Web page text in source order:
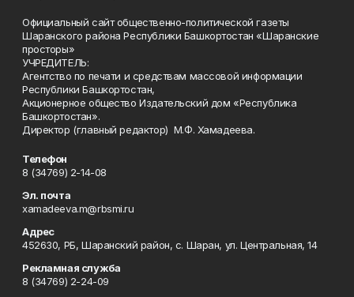
Официальный сайт общественно-политической газеты
Шаранского района Республики Башкортостан «Шаранские
просторы»
УЧРЕДИТЕЛЬ:
Агентство по печати и средствам массовой информации
Республики Башкортостан,
Акционерное общество Издательский дом «Республика
Башкортостан».
Директор (главный редактор) М.Ф. Хамадеева.
Телефон
8 (34769) 2-14-08
Эл. почта
xamadeeva.m@rbsmi.ru
Адрес
452630, РБ, Шаранский район, с. Шаран, ул. Центральная, 14
Рекламная служба
8 (34769) 2-24-09